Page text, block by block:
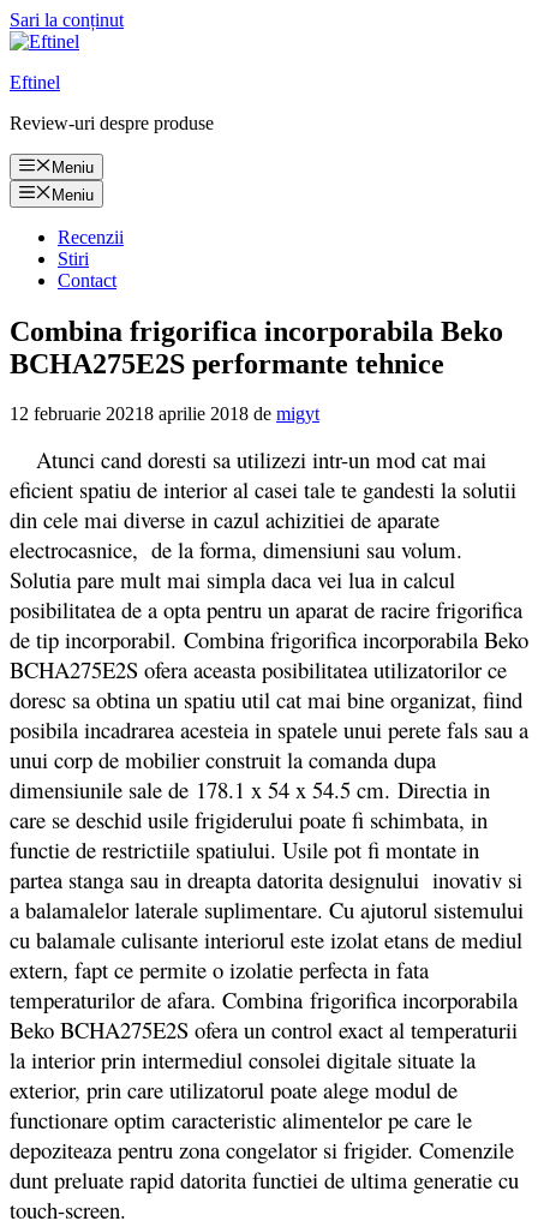
Sari la conținut
Eftinel
Review-uri despre produse
Meniu
Meniu
Recenzii
Stiri
Contact
Combina frigorifica incorporabila Beko
BCHA275E2S performante tehnice
12 februarie 20218 aprilie 2018 de migyt
Atunci cand doresti sa utilizezi intr-un mod cat mai
eficient spatiu de interior al casei tale te gandesti la solutii
din cele mai diverse in cazul achizitiei de aparate
electrocasnice, de la forma, dimensiuni sau volum.
Solutia pare mult mai simpla daca vei lua in calcul
posibilitatea de a opta pentru un aparat de racire frigorifica
de tip incorporabil. Combina frigorifica incorporabila Beko
BCHA275E2S ofera aceasta posibilitatea utilizatorilor ce
doresc sa obtina un spatiu util cat mai bine organizat, fiind
posibila incadrarea acesteia in spatele unui perete fals sau a
unui corp de mobilier construit la comanda dupa
dimensiunile sale de 178.1 x 54 x 54.5 cm. Directia in
care se deschid usile frigiderului poate fi schimbata, in
functie de restrictiile spatiului. Usile pot fi montate in
partea stanga sau in dreapta datorita designului inovativ si
a balamalelor laterale suplimentare. Cu ajutorul sistemului
cu balamale culisante interiorul este izolat etans de mediul
extern, fapt ce permite o izolatie perfecta in fata
temperaturilor de afara. Combina frigorifica incorporabila
Beko BCHA275E2S ofera un control exact al temperaturii
la interior prin intermediul consolei digitale situate la
exterior, prin care utilizatorul poate alege modul de
functionare optim caracteristic alimentelor pe care le
depoziteaza pentru zona congelator si frigider. Comenzile
dunt preluate rapid datorita functiei de ultima generatie cu
touch-screen.